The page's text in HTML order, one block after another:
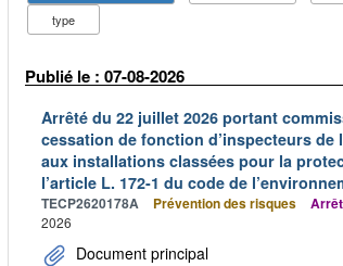
type
Publié le : 07-08-2026
Arrêté du 22 juillet 2026 portant
cessation de fonction d’inspecteurs
aux installations classées pour la
l’article L. 172-1 du code de
TECP2620178A Prévention des risques
2026
Document principal